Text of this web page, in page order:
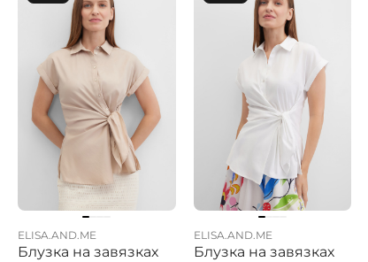
ELISA.AND.ME
Блузка на завязках
ELISA.AND.ME
Блузка на завязках